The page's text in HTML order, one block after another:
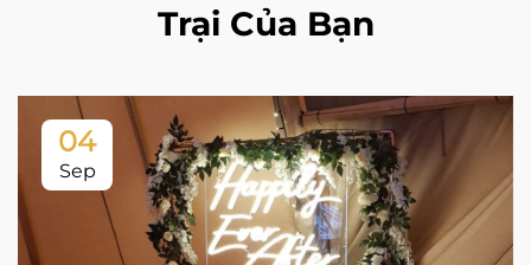
Trại Của Bạn
04
Sep